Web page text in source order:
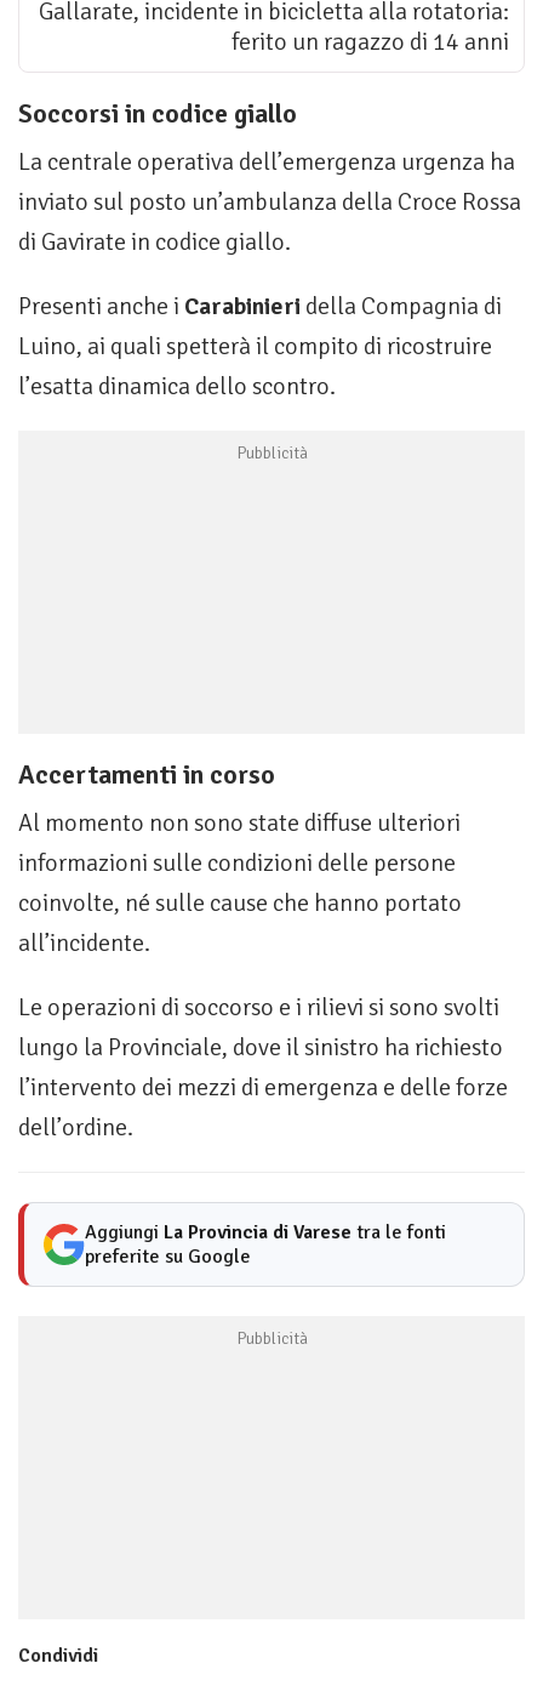
Gallarate, incidente in bicicletta alla rotatoria:
ferito un ragazzo di 14 anni
Soccorsi in codice giallo
La centrale operativa dell’emergenza urgenza ha
inviato sul posto un’ambulanza della Croce Rossa
di Gavirate in codice giallo.
Presenti anche i Carabinieri della Compagnia di
Luino, ai quali spetterà il compito di ricostruire
l’esatta dinamica dello scontro.
Accertamenti in corso
Al momento non sono state diffuse ulteriori
informazioni sulle condizioni delle persone
coinvolte, né sulle cause che hanno portato
all’incidente.
Le operazioni di soccorso e i rilievi si sono svolti
lungo la Provinciale, dove il sinistro ha richiesto
l’intervento dei mezzi di emergenza e delle forze
dell’ordine.
Aggiungi La Provincia di Varese tra le fonti
preferite su Google
Condividi